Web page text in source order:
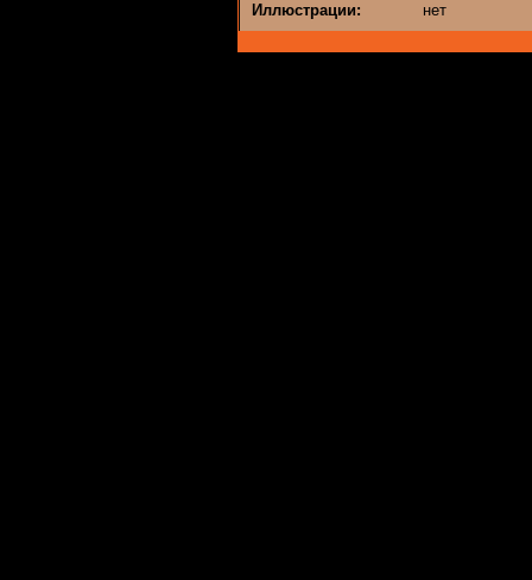
Иллюстрации: нет